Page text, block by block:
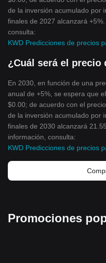
criptomonedas. Debido a su
mayor seguridad, sus
capacidad para realizar
GCR ha ganado
única y revolucionaria.
hacen aún más valioso. A
en el panorama financiero
realizamos transacciones
de la inversión acumulado por
finales de 2027 alcanzará
consulta:
KWD Predicciones de precios
¿Cuál será el precio
En 2030, en función de una
anual de +5%, se espera que
$0.00; de acuerdo con el
de la inversión acumulado por
finales de 2030 alcanzará
información, consulta:
KWD Predicciones de precios
Promociones